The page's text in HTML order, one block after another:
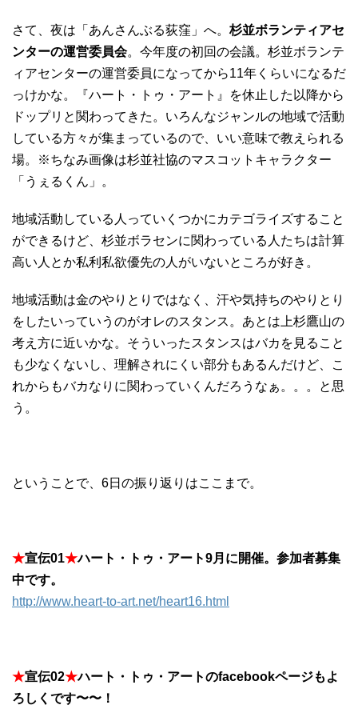
さて、夜は「あんさんぶる荻窪」へ。 杉並ボランティアセ
ンターの運営委員会。今年度の初回の会議。杉並ボランテ
ィアセンターの運営委員になってから11年くらいになるだ
っけかな。『ハート・トゥ・アート』を休止した以降から
ドップリと関わってきた。いろんなジャンルの地域で活動
している方々が集まっているので、いい意味で教えられる
場。※ちなみ画像は杉並社協のマスコットキャラクター
「うぇるくん」。
地域活動している人っていくつかにカテゴライズすること
ができるけど、杉並ボラセンに関わっている人たちは計算
高い人とか私利私欲優先の人がいないところが好き。
地域活動は金のやりとりではなく、汗や気持ちのやりとり
をしたいっていうのがオレのスタンス。あとは上杉鷹山の
考え方に近いかな。そういったスタンスはバカを見ること
も少なくないし、理解されにくい部分もあるんだけど、こ
れからもバカなりに関わっていくんだろうなぁ。。。と思
う。
ということで、6日の振り返りはここまで。
★宣伝01★ハート・トゥ・アート9月に開催。参加者募集
中です。
http://www.heart-to-art.net/heart16.html
★宣伝02★ハート・トゥ・アートのfacebookページもよ
ろしくです〜〜！